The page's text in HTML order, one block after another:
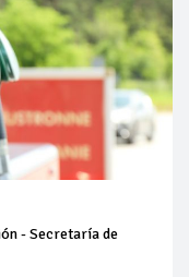
crudo por posible
PetroIntelligence
de Pemex; aún
- Secretaría de